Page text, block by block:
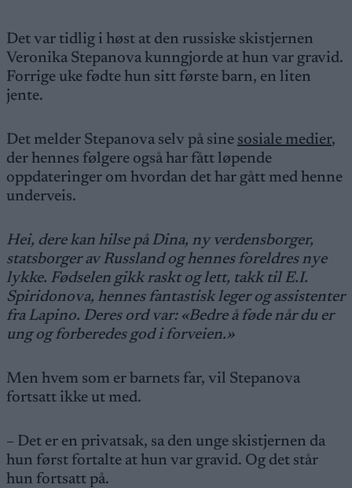
Det var tidlig i høst at den russiske skistjernen
Veronika Stepanova kunngjorde at hun var gravid.
Forrige uke fødte hun sitt første barn, en liten
jente.
Det melder Stepanova selv på sine sosiale medier,
der hennes følgere også har fått løpende
oppdateringer om hvordan det har gått med henne
underveis.
Hei, dere kan hilse på Dina, ny verdensborger,
statsborger av Russland og hennes foreldres nye
lykke. Fødselen gikk raskt og lett, takk til E.I.
Spiridonova, hennes fantastisk leger og assistenter
fra Lapino. Deres ord var: «Bedre å føde når du er
ung og forberedes god i forveien.»
Men hvem som er barnets far, vil Stepanova
fortsatt ikke ut med.
– Det er en privatsak, sa den unge skistjernen da
hun først fortalte at hun var gravid. Og det står
hun fortsatt på.